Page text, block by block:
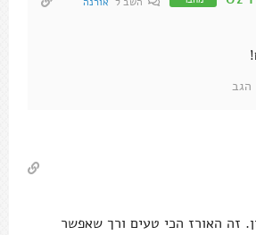
הגב
זה האורז הכי טעים ורך שאפשר